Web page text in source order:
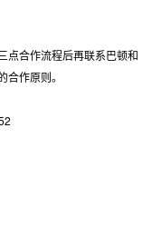
点合作流程后再联系巴顿和
合作原则。